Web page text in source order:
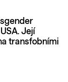
Její
transfobními